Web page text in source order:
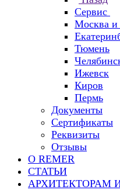
Сервис
Москва
Тюмень
Ижевск
Киров
Пермь
Документы
Сертификаты
Реквизиты
Отзывы
О REMER
СТАТЬИ
АРХИТЕКТОРАМ